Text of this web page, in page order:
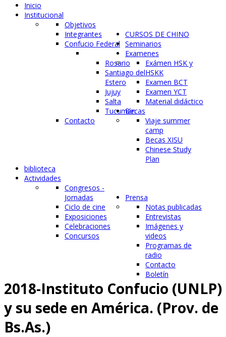
Inicio
Institucional
Objetivos
Integrantes
Confucio Federal
Rosario
Santiago del
Estero
Jujuy
Salta
Tucumán
Contacto
CURSOS DE CHINO
Seminarios
Examenes
Exámen HSK y
HSKK
Examen BCT
Examen YCT
Material didáctico
Becas
Viaje summer
camp
Becas XISU
Chinese Study
Plan
biblioteca
Actividades
Congresos -
Jornadas
Ciclo de cine
Exposiciones
Celebraciones
Concursos
Prensa
Notas publicadas
Entrevistas
Imágenes y
videos
Programas de
radio
Contacto
Boletín
2018-Instituto Confucio (UNLP)
y su sede en América. (Prov. de
Bs.As.)